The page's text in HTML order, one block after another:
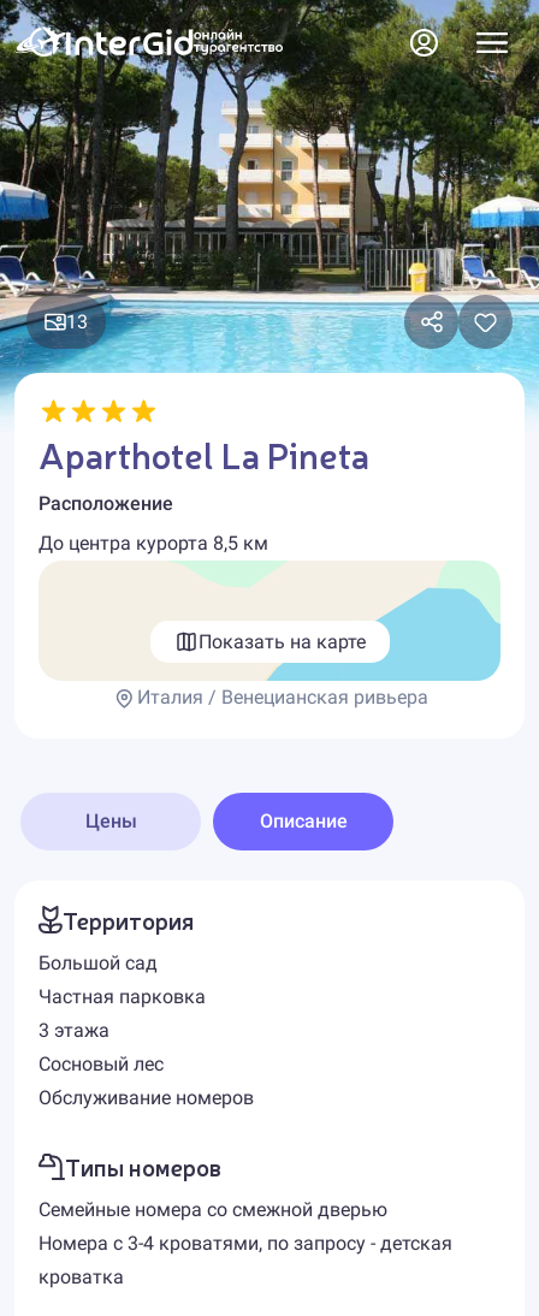
13
Aparthotel La Pineta
Расположение
До центра курорта 8,5 км
Показать на карте
Италия / Венецианская ривьера
Цены Описание
Территория
Большой сад
Частная парковка
3 этажа
Сосновый лес
Обслуживание номеров
Типы номеров
Семейные номера со смежной дверью
Номера с 3-4 кроватями, по запросу - детская
кроватка